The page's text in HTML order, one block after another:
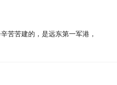
苦苦建的，是远东第一军港，